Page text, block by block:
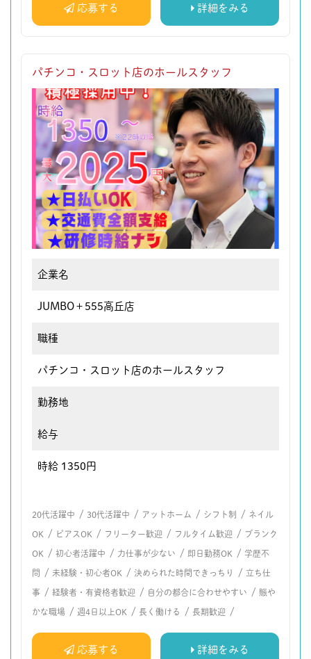
応募する 詳細をみる
パチンコ・スロット店のホールスタッフ
企業名
JUMBO＋555高丘店
職種
パチンコ・スロット店のホールスタッフ
勤務地
給与
時給 1350円
20代活躍中 / 30代活躍中 / アットホーム / シフト制 / ネイル
OK / ピアスOK / フリーター歓迎 / フルタイム歓迎 / ブランク
OK / 初心者活躍中 / 力仕事が少ない / 即日勤務OK / 学歴不
問 / 未経験・初心者OK / 決められた時間できっちり / 立ち仕
事 / 経験者・有資格者歓迎 / 自分の都合に合わせやすい / 賑や
かな職場 / 週4日以上OK / 長く働ける / 長期歓迎 /
応募する 詳細をみる